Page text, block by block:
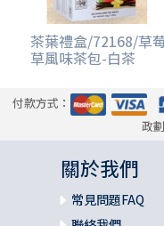
茶葉禮盒/72168/草
草風味茶包-白茶
付款方式：
政
關於我們
常見問題FAQ